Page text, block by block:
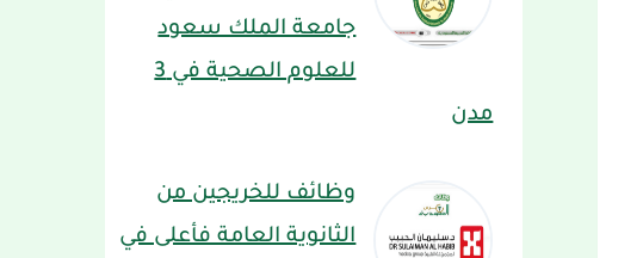
جامعة الملك سعود
للعلوم الصحية في 3
مدن
وظائف للخريجين من
الثانوية العامة فأعلى في